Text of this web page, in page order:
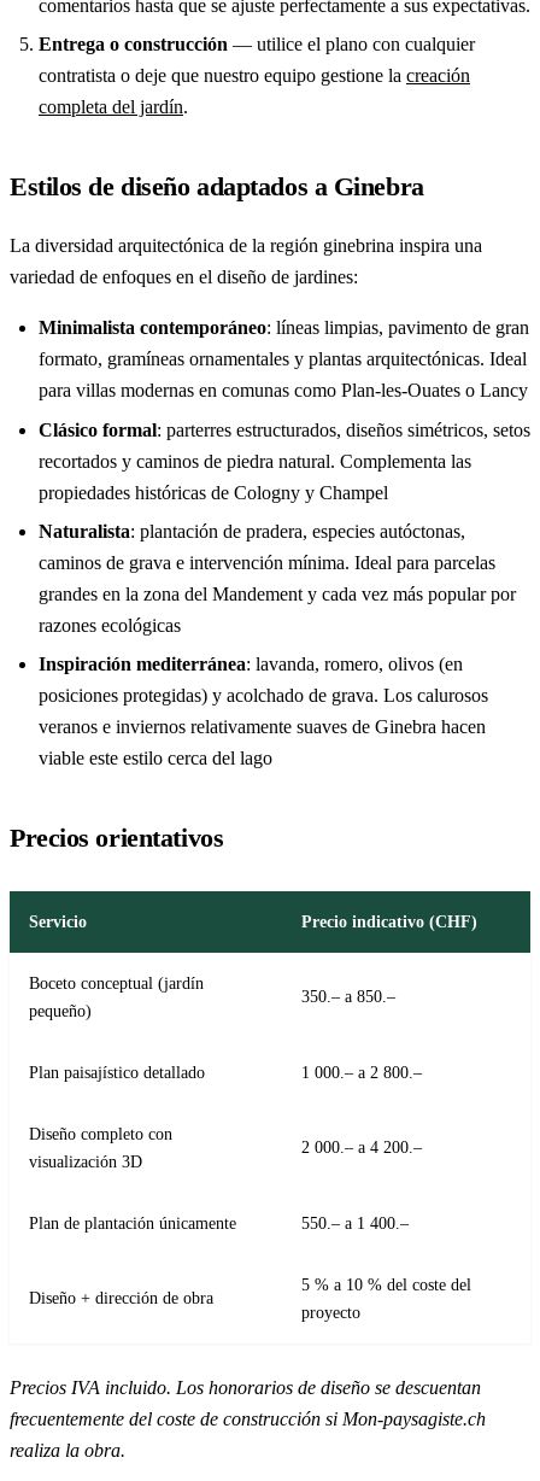
comentarios hasta que se ajuste perfectamente a sus expectativas.
Entrega o construcción — utilice el plano con cualquier
contratista o deje que nuestro equipo gestione la creación
completa del jardín.
Estilos de diseño adaptados a Ginebra
La diversidad arquitectónica de la región ginebrina inspira una
variedad de enfoques en el diseño de jardines:
Minimalista contemporáneo: líneas limpias, pavimento de gran
formato, gramíneas ornamentales y plantas arquitectónicas. Ideal
para villas modernas en comunas como Plan-les-Ouates o Lancy
Clásico formal: parterres estructurados, diseños simétricos, setos
recortados y caminos de piedra natural. Complementa las
propiedades históricas de Cologny y Champel
Naturalista: plantación de pradera, especies autóctonas,
caminos de grava e intervención mínima. Ideal para parcelas
grandes en la zona del Mandement y cada vez más popular por
razones ecológicas
Inspiración mediterránea: lavanda, romero, olivos (en
posiciones protegidas) y acolchado de grava. Los calurosos
veranos e inviernos relativamente suaves de Ginebra hacen
viable este estilo cerca del lago
Precios orientativos
Servicio Precio indicativo (CHF)
Boceto conceptual (jardín
pequeño)
350.– a 850.–
Plan paisajístico detallado 1 000.– a 2 800.–
Diseño completo con
visualización 3D
2 000.– a 4 200.–
Plan de plantación únicamente 550.– a 1 400.–
Diseño + dirección de obra
5 % a 10 % del coste del
proyecto
Precios IVA incluido. Los honorarios de diseño se descuentan
frecuentemente del coste de construcción si Mon-paysagiste.ch
realiza la obra.